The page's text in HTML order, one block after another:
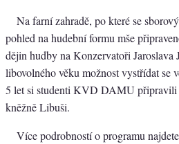
Na farní zahradě, po které se
pohled na hudební formu mše
dějin hudby na Konzervatoři Jaroslava
libovolného věku možnost vystřídat se
5 let si studenti KVD DAMU připravili
kněžně Libuši.
Více podrobností o programu